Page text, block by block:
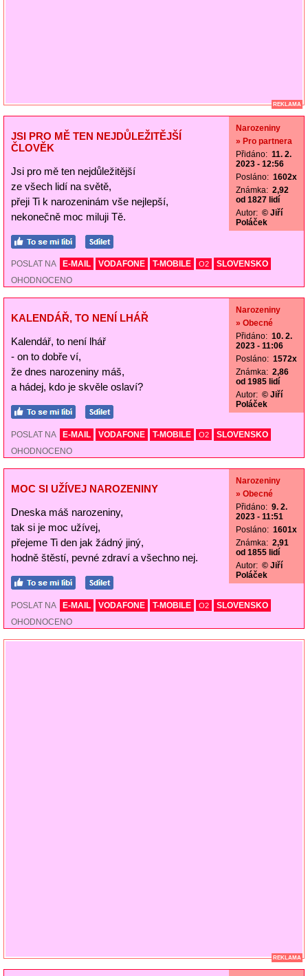
REKLAMA
JSI PRO MĚ TEN NEJDŮLEŽITĚJŠÍ
ČLOVĚK
Jsi pro mě ten nejdůležitější
ze všech lidí na světě,
přeji Ti k narozeninám vše nejlepší,
nekonečně moc miluji Tě.
Narozeniny
» Pro partnera
Přidáno: 11. 2.
2023 - 12:56
Posláno: 1602x
Známka: 2,92
od 1827 lidí
Autor: © Jiří
Poláček
POSLAT NA E-MAIL VODAFONE T-MOBILE O2
SLOVENSKO
OHODNOCENO
KALENDÁŘ, TO NENÍ LHÁŘ
Kalendář, to není lhář
- on to dobře ví,
že dnes narozeniny máš,
a hádej, kdo je skvěle oslaví?
Narozeniny
» Obecné
Přidáno: 10. 2.
2023 - 11:06
Posláno: 1572x
Známka: 2,86
od 1985 lidí
Autor: © Jiří
Poláček
POSLAT NA E-MAIL VODAFONE T-MOBILE O2
SLOVENSKO
OHODNOCENO
MOC SI UŽÍVEJ NAROZENINY
Dneska máš narozeniny,
tak si je moc užívej,
přejeme Ti den jak žádný jiný,
hodně štěstí, pevné zdraví a všechno nej.
Narozeniny
» Obecné
Přidáno: 9. 2.
2023 - 11:51
Posláno: 1601x
Známka: 2,91
od 1855 lidí
Autor: © Jiří
Poláček
POSLAT NA E-MAIL VODAFONE T-MOBILE O2
SLOVENSKO
OHODNOCENO
REKLAMA